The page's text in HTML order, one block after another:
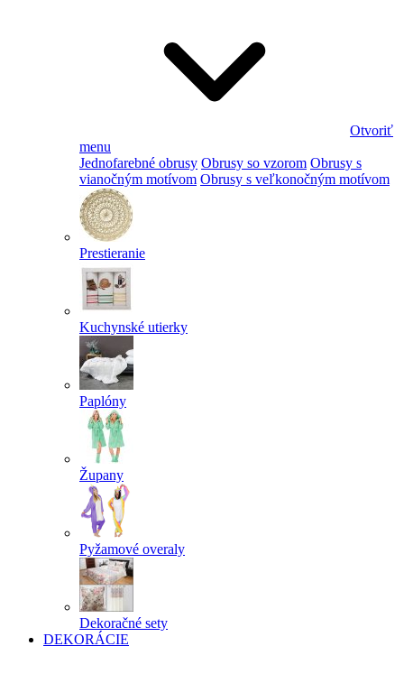
Otvoriť
menu
Jednofarebné obrusy Obrusy so vzorom Obrusy s
vianočným motívom Obrusy s veľkonočným motívom
Prestieranie
Kuchynské utierky
Paplóny
Župany
Pyžamové overaly
Dekoračné sety
DEKORÁCIE